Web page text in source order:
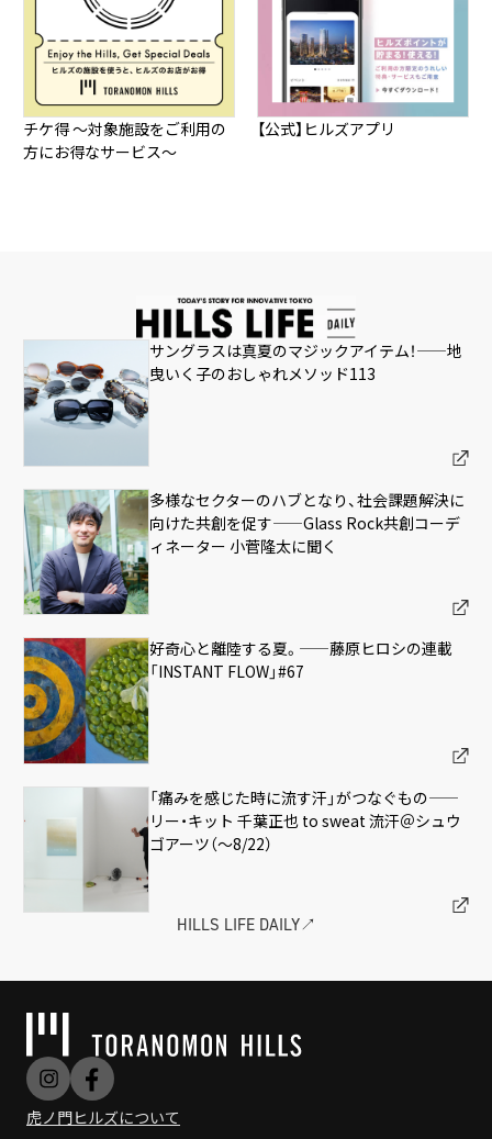
チケ得 ～対象施設をご利用の
方にお得なサービス～
【公式】ヒルズアプリ
サングラスは真夏のマジックアイテム！——地
曳いく子のおしゃれメソッド113
多様なセクターのハブとなり、社会課題解決に
向けた共創を促す——Glass Rock共創コーデ
ィネーター 小菅隆太に聞く
好奇心と離陸する夏。——藤原ヒロシの連載
「INSTANT FLOW」#67
「痛みを感じた時に流す汗」がつなぐもの——
リー・キット 千葉正也 to sweat 流汗＠シュウ
ゴアーツ（〜8/22）
HILLS LIFE DAILY↗︎
虎ノ門ヒルズについて